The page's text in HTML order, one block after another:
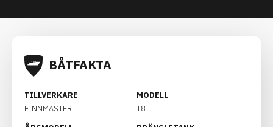
BÅTFAKTA
TILLVERKARE
FINNMASTER
MODELL
T8